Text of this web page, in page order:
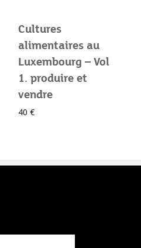
Cultures
alimentaires au
Luxembourg – Vol
1. produire et
vendre
40 €